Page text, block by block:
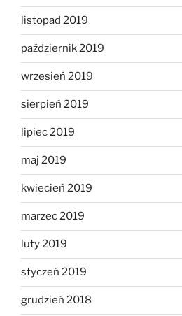
listopad 2019
październik 2019
wrzesień 2019
sierpień 2019
lipiec 2019
maj 2019
kwiecień 2019
marzec 2019
luty 2019
styczeń 2019
grudzień 2018